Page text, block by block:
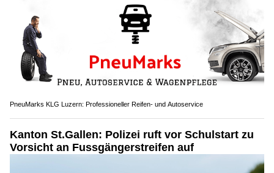
PneuMarks KLG Luzern: Professioneller Reifen- und Autoservice
Kanton St.Gallen: Polizei ruft vor Schulstart zu
Vorsicht an Fussgängerstreifen auf